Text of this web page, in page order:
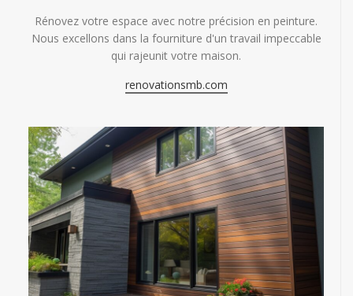
Rénovez votre espace avec notre précision en peinture.
Nous excellons dans la fourniture d'un travail impeccable
qui rajeunit votre maison.
renovationsmb.com